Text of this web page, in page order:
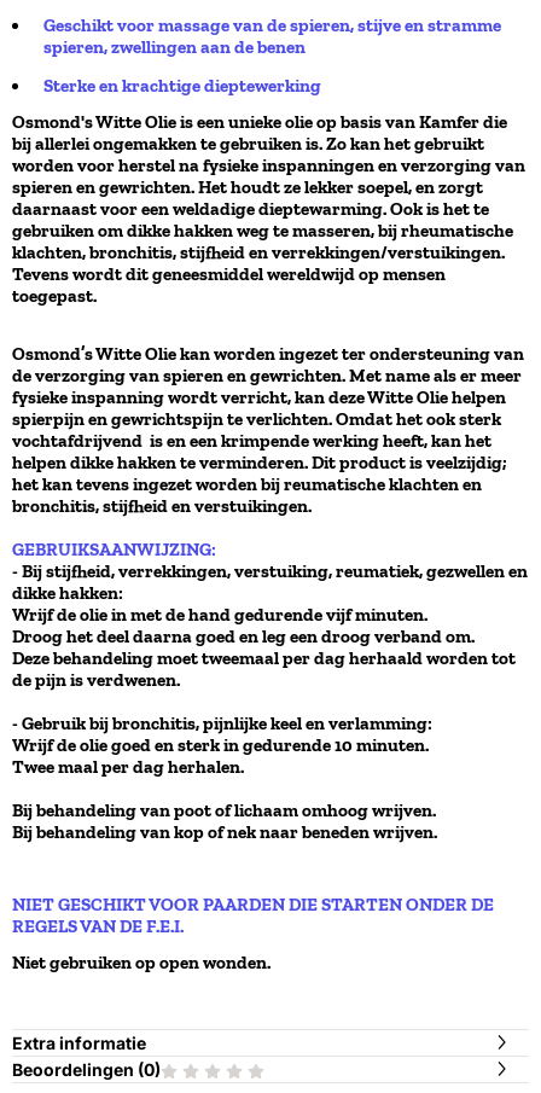
Geschikt voor massage van de spieren, stijve en stramme
spieren, zwellingen aan de benen
Sterke en krachtige dieptewerking
Osmond's Witte Olie is een unieke olie op basis van Kamfer die
bij allerlei ongemakken te gebruiken is. Zo kan het gebruikt
worden voor herstel na fysieke inspanningen en verzorging van
spieren en gewrichten. Het houdt ze lekker soepel, en zorgt
daarnaast voor een weldadige dieptewarming. Ook is het te
gebruiken om dikke hakken weg te masseren, bij rheumatische
klachten, bronchitis, stijfheid en verrekkingen/verstuikingen.
Tevens wordt dit geneesmiddel wereldwijd op mensen
toegepast.
Osmond’s Witte Olie kan worden ingezet ter ondersteuning van
de verzorging van spieren en gewrichten. Met name als er meer
fysieke inspanning wordt verricht, kan deze Witte Olie helpen
spierpijn en gewrichtspijn te verlichten. Omdat het ook sterk
vochtafdrijvend is en een krimpende werking heeft, kan het
helpen dikke hakken te verminderen. Dit product is veelzijdig;
het kan tevens ingezet worden bij reumatische klachten en
bronchitis, stijfheid en verstuikingen.
GEBRUIKSAANWIJZING:
- Bij stijfheid, verrekkingen, verstuiking, reumatiek, gezwellen en
dikke hakken:
Wrijf de olie in met de hand gedurende vijf minuten.
Droog het deel daarna goed en leg een droog verband om.
Deze behandeling moet tweemaal per dag herhaald worden tot
de pijn is verdwenen.
- Gebruik bij bronchitis, pijnlijke keel en verlamming:
Wrijf de olie goed en sterk in gedurende 10 minuten.
Twee maal per dag herhalen.
Bij behandeling van poot of lichaam omhoog wrijven.
Bij behandeling van kop of nek naar beneden wrijven.
NIET GESCHIKT VOOR PAARDEN DIE STARTEN ONDER DE
REGELS VAN DE F.E.I.
Niet gebruiken op open wonden.
Extra informatie
Beoordelingen (0)